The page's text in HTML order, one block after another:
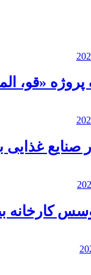
«قو،
صنایع غذایی
کارخانه